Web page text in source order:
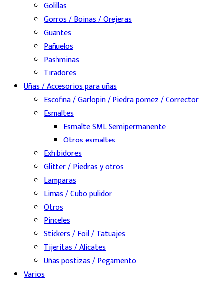
Golillas
Gorros / Boinas / Orejeras
Guantes
Pañuelos
Pashminas
Tiradores
Uñas / Accesorios para uñas
Escofina / Garlopin / Piedra pomez / Corrector
Esmaltes
Esmalte SML Semipermanente
Otros esmaltes
Exhibidores
Glitter / Piedras y otros
Lamparas
Limas / Cubo pulidor
Otros
Pinceles
Stickers / Foil / Tatuajes
Tijeritas / Alicates
Uñas postizas / Pegamento
Varios